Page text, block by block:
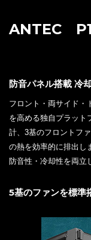
ANTEC
防音パネル搭載 冷
フロント・両サイド・
を高める独自プラット
計、3基のフロントフ
の熱を効率的に排出し
防音性・冷却性を両立
5基のファンを標準